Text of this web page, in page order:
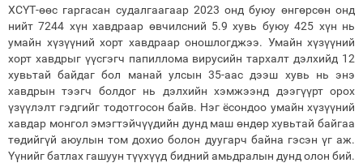
ХСҮТ-өөс гаргасан судалгаагаар 2023 онд буюу өнгөрсөн онд
нийт 7244 хүн хавдраар өвчилсний 5.9 хувь буюу 425 хүн нь
умайн хүзүүний хорт хавдраар оношлогджээ. Умайн хүзүүний
хорт хавдрыг үүсгэгч папиллома вирусийн тархалт дэлхийд 12
хувьтай байдаг бол манай улсын 35-аас дээш хувь нь энэ
хавдрын тээгч болдог нь дэлхийн хэмжээнд дээгүүрт орох
үзүүлэлт гэдгийг тодотгосон байв. Нэг ёсондоо умайн хүзүүний
хавдар монгол эмэгтэйчүүдийн дунд маш өндөр хувьтай байгаа
төдийгүй аюулын том дохио болон дуугарч байна гэсэн үг аж.
Үүнийг батлах гашуун түүхүүд бидний амьдралын дунд олон бий.